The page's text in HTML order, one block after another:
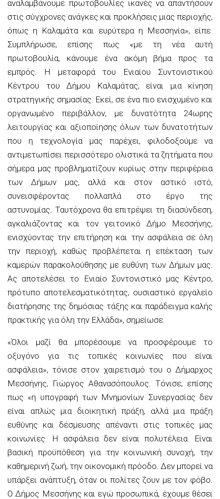
αναλαμβάνουμε πρωτοβουλίες ικανές να απαντήσουν
στις σύγχρονες ανάγκες και προκλήσεις μιας περιοχής,
όπως η Καλαμάτα και ευρύτερα η Μεσσηνία», είπε.
Συμπλήρωσε, επίσης πως «με τη νέα αυτή
πρωτοβουλία, κάνουμε ένα ακόμη βήμα προς τα
εμπρός. Η μεταφορά του Ενιαίου Συντονιστικού
Κέντρου του Δήμου Καλαμάτας, είναι μια κίνηση
στρατηγικής σημασίας. Εκεί, σε ένα πιο ενισχυμένο και
οργανωμένο περιβάλλον, με δυνατότητα 24ωρης
λειτουργίας και αξιοποίησης όλων των δυνατοτήτων
που η τεχνολογία μας παρέχει, φιλοδοξούμε να
αντιμετωπίσει περισσότερο ολιστικά τα ζητήματα που
σήμερα μας προβληματίζουν κυρίως στην περιφέρεια
των Δήμων μας, αλλά και στον αστικό ιστό,
συνεισφέροντας πολλαπλά στο έργο της
αστυνομίας. Ταυτόχρονα θα επιτρέψει τη διασύνδεση,
αγκαλιάζοντας και τον γειτονικό Δήμο Μεσσήνης,
ενισχύοντας την επιτήρηση και την ασφάλεια σε όλη
την περιοχή, καθώς προβλέπεται η επέκταση των
καμερών παρακολούθησης με ευθύνη των Δήμων μας.
Ας αποτελέσει το Ενιαίο Συντονιστικό μας Κέντρο,
πρότυπο αποτελεσματικότητας, ουσιαστικό εργαλείο
διατήρησης της δημόσιας τάξης και παράδειγμα καλής
πρακτικής για όλη την Ελλάδα», σημείωσε.
«Όλοι μαζί θα μπορέσουμε να προσφέρουμε το
οξυγόνο για τις τοπικές κοινωνίες που είναι
ασφάλεια», τόνισε στον χαιρετισμό του ο Δήμαρχος
Μεσσήνης, Γιώργος Αθανασόπουλος . Τόνισε, επίσης
πως «η υπογραφή των Μνημονίων Συνεργασίας δεν
είναι απλώς μια διοικητική πράξη, αλλά μια πράξη
ευθύνης και δέσμευσης απέναντι στις τοπικές μας
κοινωνίες. Η ασφάλεια δεν είναι πολυτέλεια. Είναι
βασική προϋπόθεση για την κοινωνική συνοχή, την
καθημερινή ζωή, την οικονομική πρόοδο. Δεν μπορεί να
υπάρξει ανάπτυξη, όταν οι πολίτες ζουν με τον φόβο.
Ο Δήμος Μεσσήνης και εγώ προσωπικά, έχουμε θέσει